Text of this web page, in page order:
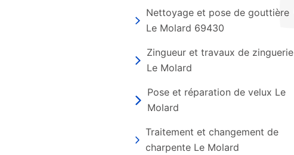
Nettoyage et pose de gouttière
Le Molard 69430
Zingueur et travaux de zinguerie
Le Molard
Pose et réparation de velux Le
Molard
Traitement et changement de
charpente Le Molard